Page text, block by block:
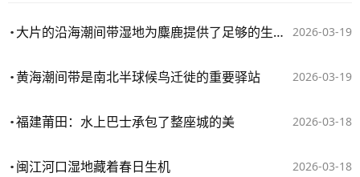
2026-03-19
大片的沿海潮间带湿地为麋鹿提供了足够的生存空间
2026-03-19
黄海潮间带是南北半球候鸟迁徙的重要驿站
2026-03-18
福建莆田：水上巴士承包了整座城的美
2026-03-18
闽江河口湿地藏着春日生机